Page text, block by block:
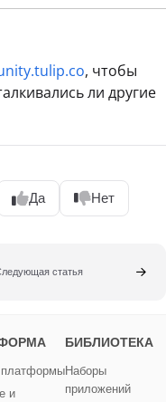
, чтобы
ли другие
Да Нет
статья
и
БИБЛИОТЕКА
Наборы
приложений